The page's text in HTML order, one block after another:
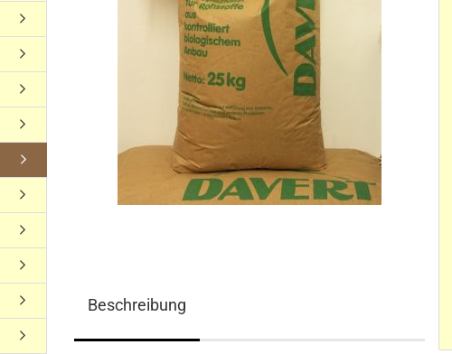
Beschreibung